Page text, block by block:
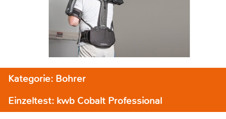
Kategorie: Bohrer
Einzeltest: kwb Cobalt Professional